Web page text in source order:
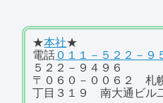
★本社★
電話０１１－５２２－９
５２２－９４９６
〒０６０－００６２ 札
丁目３１９ 南大通ビル